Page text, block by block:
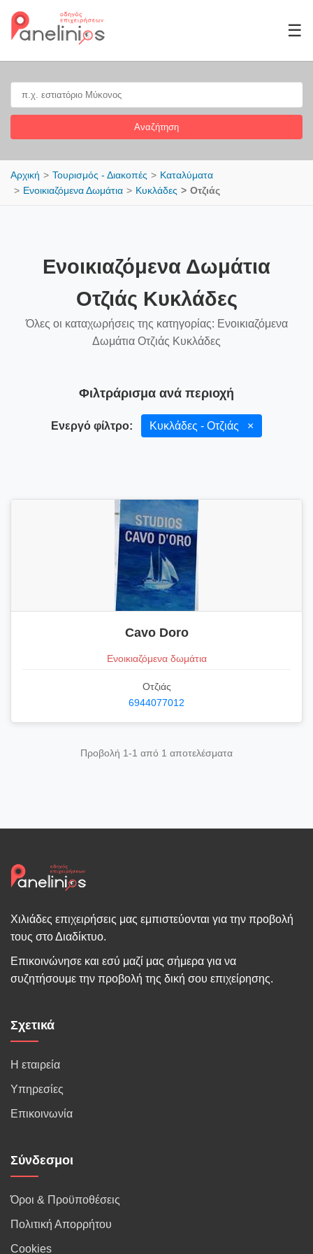
☰
Αναζήτηση
Αρχική Τουρισμός - Διακοπές
Καταλύματα
Ενοικιαζόμενα Δωμάτια
Κυκλάδες Οτζιάς
Ενοικιαζόμενα Δωμάτια
Οτζιάς Κυκλάδες
Όλες οι καταχωρήσεις της κατηγορίας: Ενοικιαζόμενα
Δωμάτια Οτζιάς Κυκλάδες
Φιλτράρισμα ανά περιοχή
Ενεργό φίλτρο: Κυκλάδες - Οτζιάς ×
Cavo Doro
Ενοικιαζόμενα δωμάτια
Οτζιάς
6944077012
Προβολή 1-1 από 1 αποτελέσματα
Χιλιάδες επιχειρήσεις μας εμπιστεύονται για την προβολή
τους στο Διαδίκτυο.
Επικοινώνησε και εσύ μαζί μας σήμερα για να
συζητήσουμε την προβολή της δική σου επιχείρησης.
Σχετικά
Η εταιρεία
Υπηρεσίες
Επικοινωνία
Σύνδεσμοι
Όροι & Προϋποθέσεις
Πολιτική Απορρήτου
Cookies